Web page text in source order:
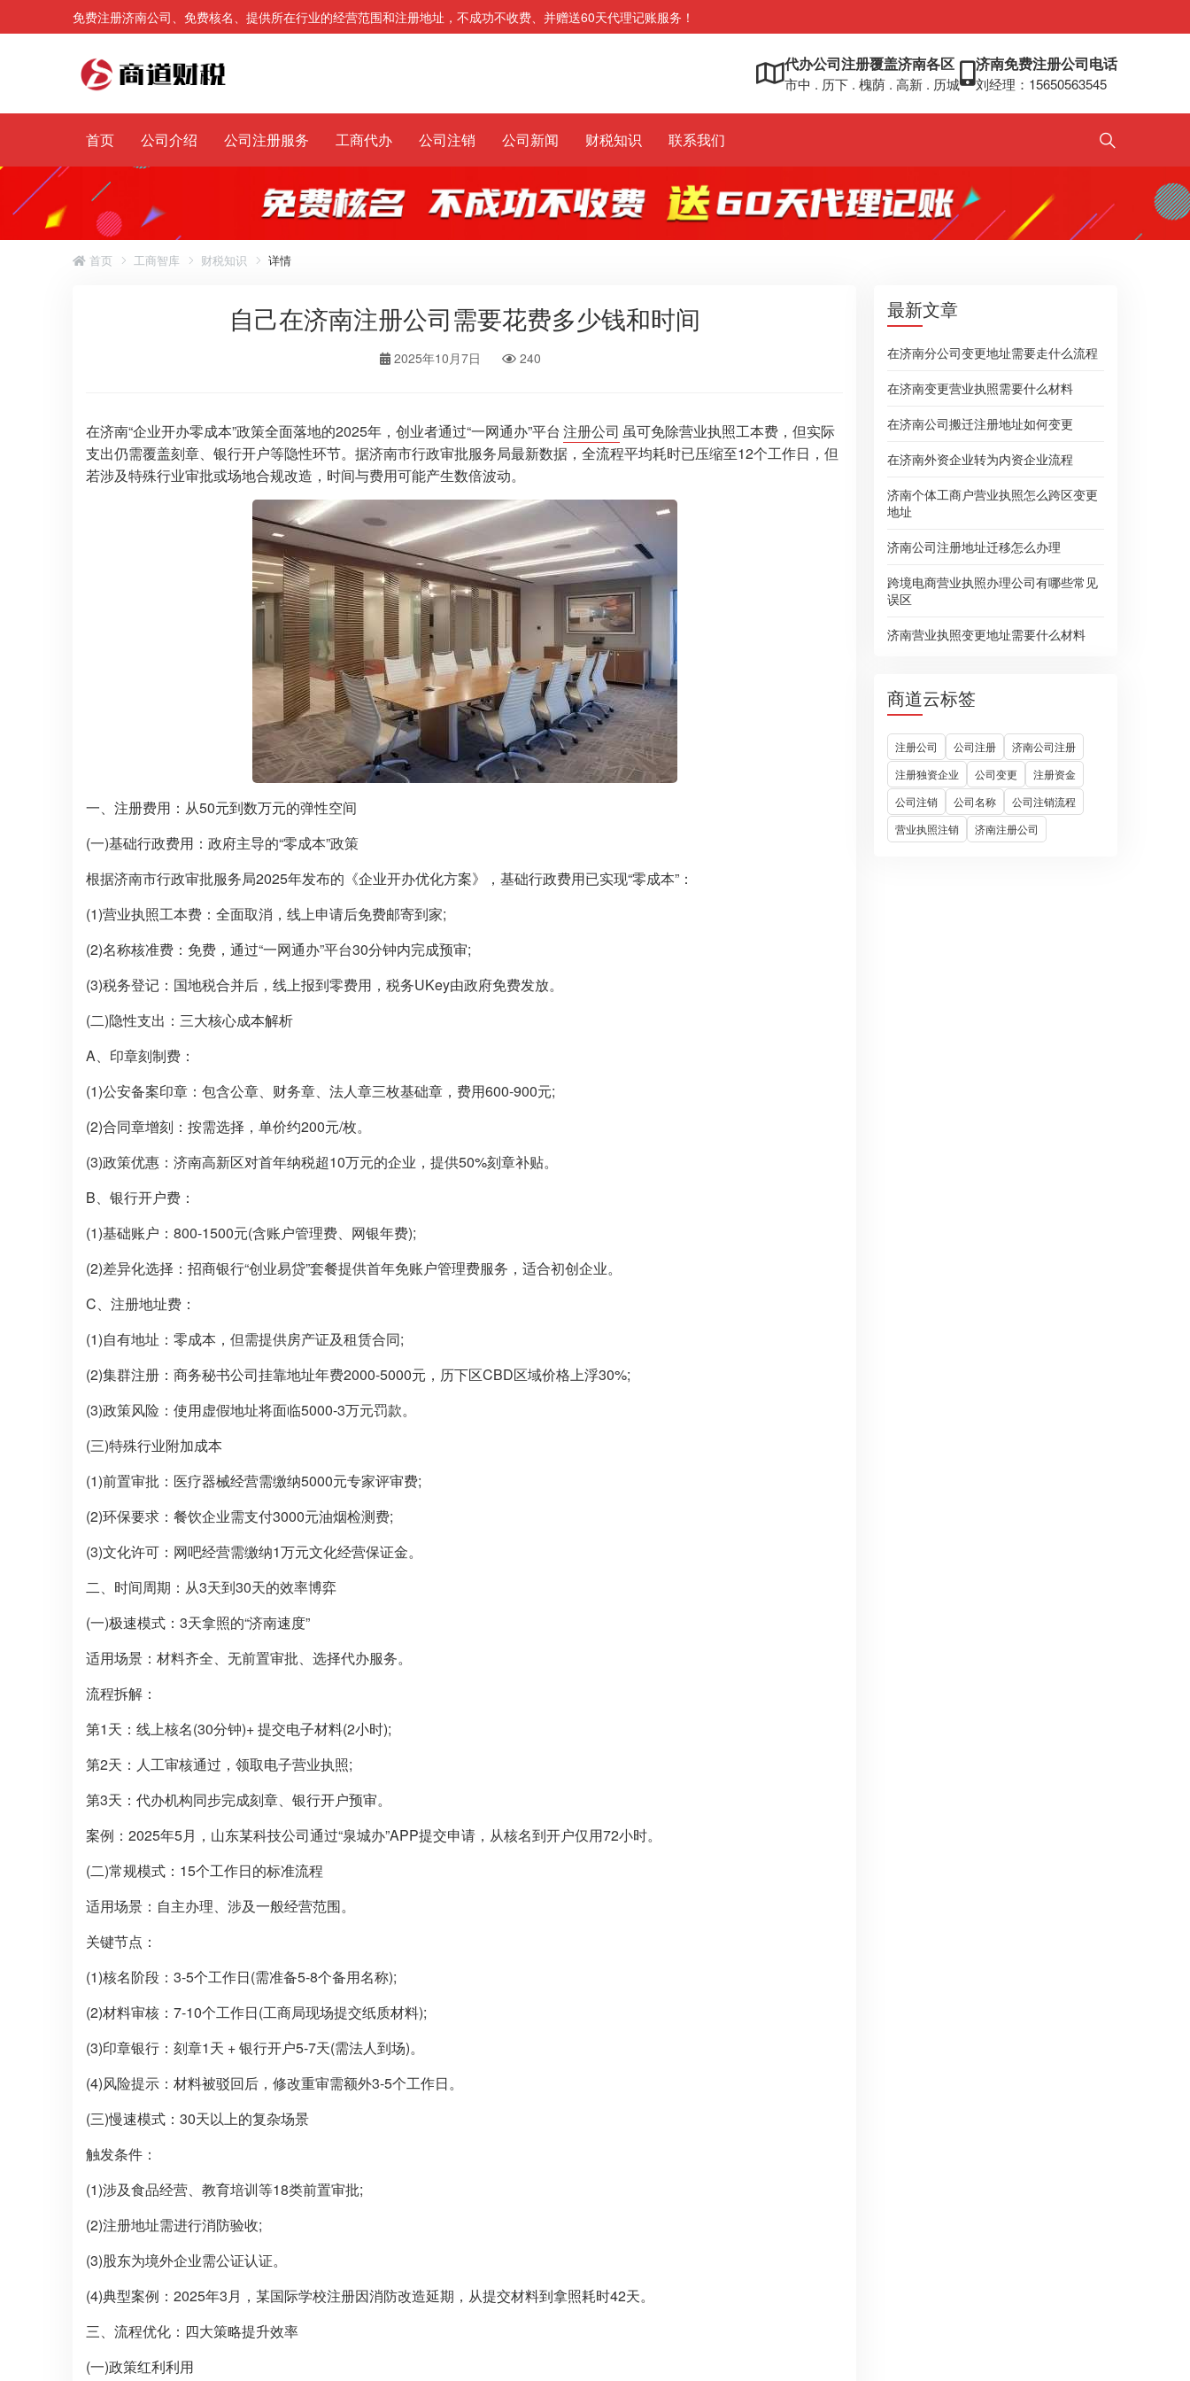
免费注册济南公司、免费核名、提供所在行业的经营范围和注册地址，不成功不收费、并赠送60天代理记账服务！
代办公司注册覆盖济南各区
市中 . 历下 . 槐荫 . 高新 . 历城
济南免费注册公司电话
刘经理：15650563545
首页 公司介绍 公司注册服务 工商代办 公司注销 公司新闻 财税知识 联系我们
首页 工商智库 财税知识 详情
最新文章
在济南分公司变更地址需要走什么流程
在济南变更营业执照需要什么材料
在济南公司搬迁注册地址如何变更
在济南外资企业转为内资企业流程
济南个体工商户营业执照怎么跨区变更
地址
济南公司注册地址迁移怎么办理
跨境电商营业执照办理公司有哪些常见
误区
济南营业执照变更地址需要什么材料
商道云标签
注册公司 公司注册
济南公司注册
注册独资企业
公司变更
注册资金
公司注销
公司名称
公司注销流程
营业执照注销
济南注册公司
自己在济南注册公司需要花费多少钱和时间
2025年10月7日 240
在济南“企业开办零成本”政策全面落地的2025年，创业者通过“一网通办”平台 注册公司 虽可免除营业执照工本费，但实际
支出仍需覆盖刻章、银行开户等隐性环节。据济南市行政审批服务局最新数据，全流程平均耗时已压缩至12个工作日，但
若涉及特殊行业审批或场地合规改造，时间与费用可能产生数倍波动。
一、注册费用：从50元到数万元的弹性空间
(一)基础行政费用：政府主导的“零成本”政策
根据济南市行政审批服务局2025年发布的《企业开办优化方案》，基础行政费用已实现“零成本”：
(1)营业执照工本费：全面取消，线上申请后免费邮寄到家;
(2)名称核准费：免费，通过“一网通办”平台30分钟内完成预审;
(3)税务登记：国地税合并后，线上报到零费用，税务UKey由政府免费发放。
(二)隐性支出：三大核心成本解析
A、印章刻制费：
(1)公安备案印章：包含公章、财务章、法人章三枚基础章，费用600-900元;
(2)合同章增刻：按需选择，单价约200元/枚。
(3)政策优惠：济南高新区对首年纳税超10万元的企业，提供50%刻章补贴。
B、银行开户费：
(1)基础账户：800-1500元(含账户管理费、网银年费);
(2)差异化选择：招商银行“创业易贷”套餐提供首年免账户管理费服务，适合初创企业。
C、注册地址费：
(1)自有地址：零成本，但需提供房产证及租赁合同;
(2)集群注册：商务秘书公司挂靠地址年费2000-5000元，历下区CBD区域价格上浮30%;
(3)政策风险：使用虚假地址将面临5000-3万元罚款。
(三)特殊行业附加成本
(1)前置审批：医疗器械经营需缴纳5000元专家评审费;
(2)环保要求：餐饮企业需支付3000元油烟检测费;
(3)文化许可：网吧经营需缴纳1万元文化经营保证金。
二、时间周期：从3天到30天的效率博弈
(一)极速模式：3天拿照的“济南速度”
适用场景：材料齐全、无前置审批、选择代办服务。
流程拆解：
第1天：线上核名(30分钟)+ 提交电子材料(2小时);
第2天：人工审核通过，领取电子营业执照;
第3天：代办机构同步完成刻章、银行开户预审。
案例：2025年5月，山东某科技公司通过“泉城办”APP提交申请，从核名到开户仅用72小时。
(二)常规模式：15个工作日的标准流程
适用场景：自主办理、涉及一般经营范围。
关键节点：
(1)核名阶段：3-5个工作日(需准备5-8个备用名称);
(2)材料审核：7-10个工作日(工商局现场提交纸质材料);
(3)印章银行：刻章1天 + 银行开户5-7天(需法人到场)。
(4)风险提示：材料被驳回后，修改重审需额外3-5个工作日。
(三)慢速模式：30天以上的复杂场景
触发条件：
(1)涉及食品经营、教育培训等18类前置审批;
(2)注册地址需进行消防验收;
(3)股东为境外企业需公证认证。
(4)典型案例：2025年3月，某国际学校注册因消防改造延期，从提交材料到拿照耗时42天。
三、流程优化：四大策略提升效率
(一)政策红利利用